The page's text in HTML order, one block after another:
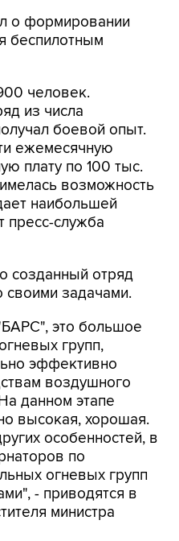
о формировании
беспилотным
человек.
из числа
боевой опыт.
ежемесячную
плату по 100 тыс.
возможность
наибольшей
пресс-служба
созданный отряд
своими задачами.
это большое
групп,
эффективно
воздушного
данном этапе
высокая, хорошая.
особенностей, в
по
огневых групп
- приводятся в
министра